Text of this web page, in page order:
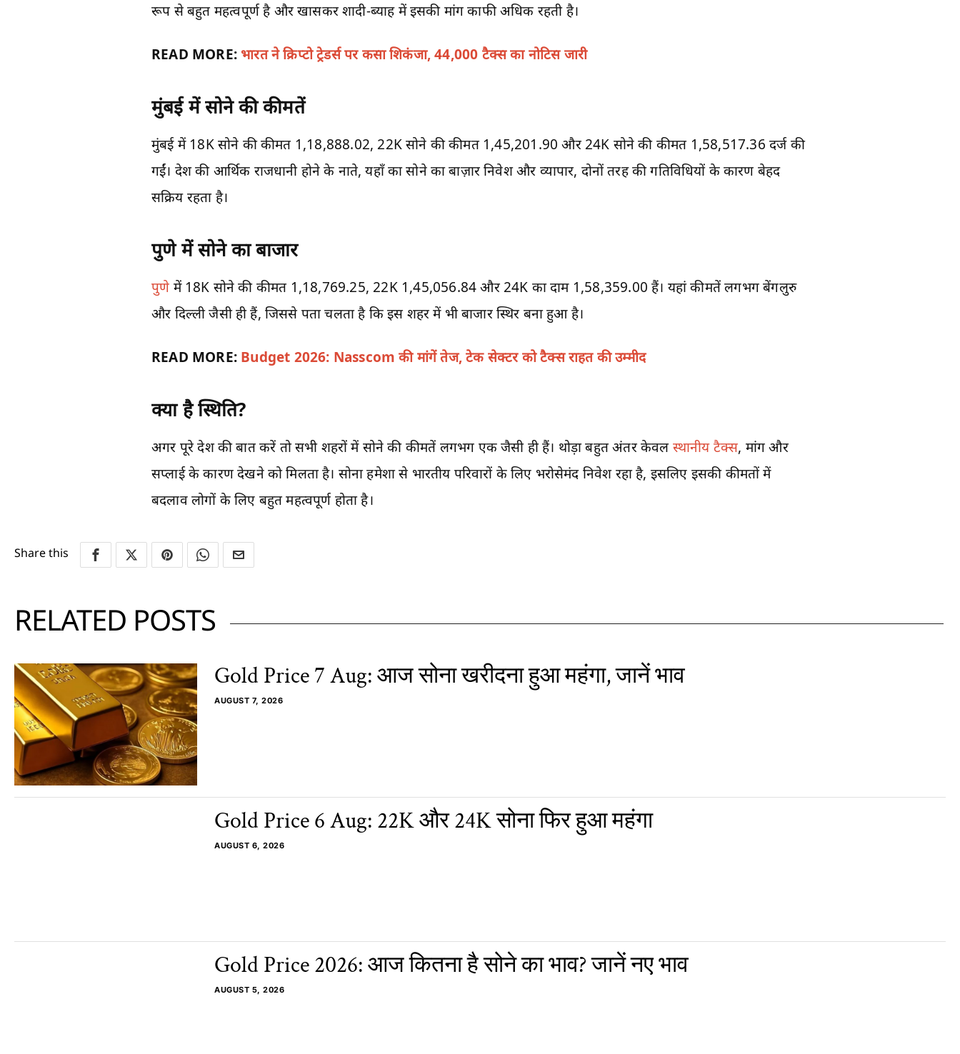
रूप से बहुत महत्वपूर्ण है और खासकर शादी-ब्याह में इसकी मांग काफी अधिक रहती है।
READ MORE: भारत ने क्रिप्टो ट्रेडर्स पर कसा शिकंजा, 44,000 टैक्स का नोटिस जारी
मुंबई में सोने की कीमतें
मुंबई में 18K सोने की कीमत 1,18,888.02, 22K सोने की कीमत 1,45,201.90 और 24K सोने की कीमत 1,58,517.36 दर्ज की
गईं। देश की आर्थिक राजधानी होने के नाते, यहाँ का सोने का बाज़ार निवेश और व्यापार, दोनों तरह की गतिविधियों के कारण बेहद
सक्रिय रहता है।
पुणे में सोने का बाजार
पुणे में 18K सोने की कीमत 1,18,769.25, 22K 1,45,056.84 और 24K का दाम 1,58,359.00 हैं। यहां कीमतें लगभग बेंगलुरु
और दिल्ली जैसी ही हैं, जिससे पता चलता है कि इस शहर में भी बाजार स्थिर बना हुआ है।
READ MORE: Budget 2026: Nasscom की मांगें तेज, टेक सेक्टर को टैक्स राहत की उम्मीद
क्या है स्थिति?
अगर पूरे देश की बात करें तो सभी शहरों में सोने की कीमतें लगभग एक जैसी ही हैं। थोड़ा बहुत अंतर केवलस्थानीय टैक्स, मांग और
सप्लाई के कारण देखने को मिलता है। सोना हमेशा से भारतीय परिवारों के लिए भरोसेमंद निवेश रहा है, इसलिए इसकी कीमतों में
बदलाव लोगों के लिए बहुत महत्वपूर्ण होता है।
Share this
RELATED POSTS
Gold Price 7 Aug: आज सोना खरीदना हुआ महंगा, जानें भाव
AUGUST 7, 2026
Gold Price 6 Aug: 22K और 24K सोना फिर हुआ महंगा
AUGUST 6, 2026
Gold Price 2026: आज कितना है सोने का भाव? जानें नए भाव
AUGUST 5, 2026